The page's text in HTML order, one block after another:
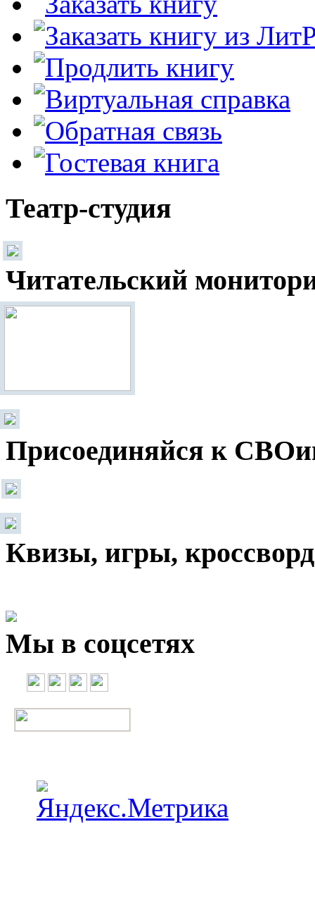
Театр-студия
Читательский
Присоединяйся к
Квизы, игры,
Мы в соцсетях